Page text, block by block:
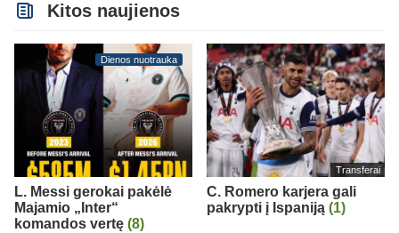
Kitos naujienos
Dienos nuotrauka
L. Messi gerokai pakėlė
Majamio „Inter“
komandos vertę (8)
Transferai
C. Romero karjera gali
pakrypti į Ispaniją (1)